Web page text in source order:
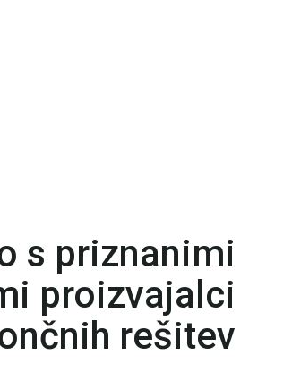
s priznanimi
proizvajalci
rešitev